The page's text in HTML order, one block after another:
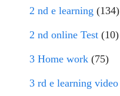
2 nd e learning (134)
2 nd online Test (10)
3 Home work (75)
3 rd e learning video